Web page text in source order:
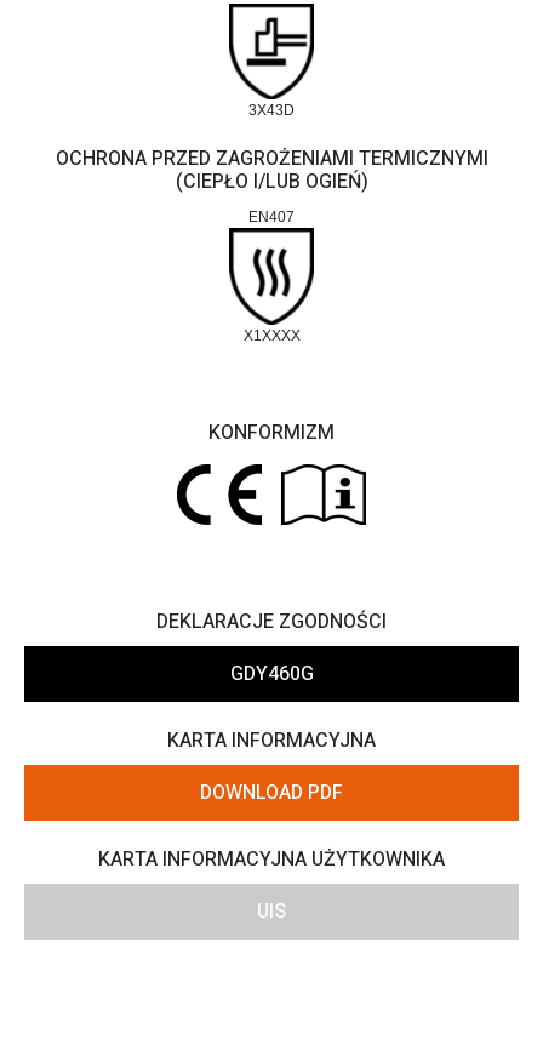
3X43D
OCHRONA PRZED ZAGROŻENIAMI TERMICZNYMI
(CIEPŁO I/LUB OGIEŃ)
EN407
X1XXXX
KONFORMIZM
DEKLARACJE ZGODNOŚCI
GDY460G
KARTA INFORMACYJNA
DOWNLOAD PDF
KARTA INFORMACYJNA UŻYTKOWNIKA
UIS